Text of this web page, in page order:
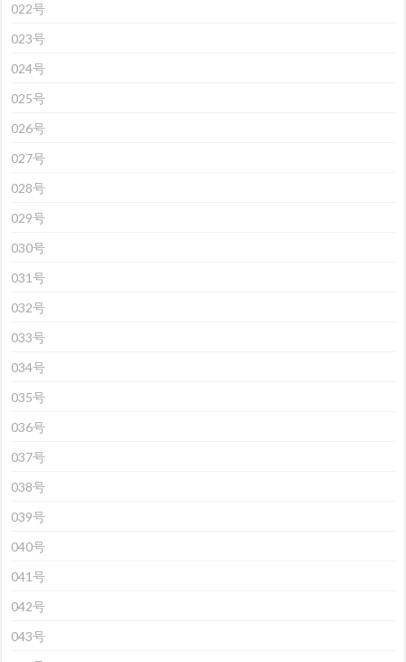
022号
023号
024号
025号
026号
027号
028号
029号
030号
031号
032号
033号
034号
035号
036号
037号
038号
039号
040号
041号
042号
043号